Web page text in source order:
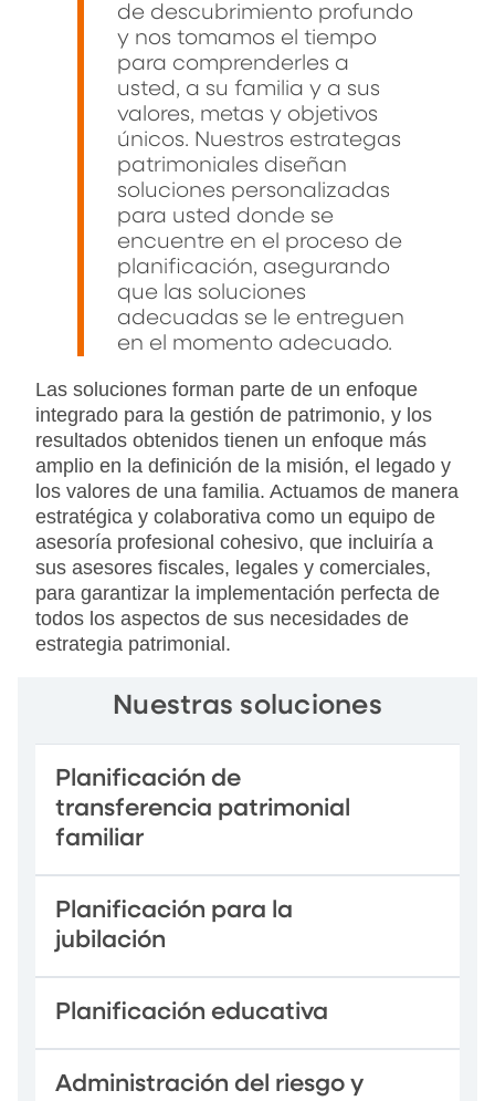
de descubrimiento profundo
y nos tomamos el tiempo
para comprenderles a
usted, a su familia y a sus
valores, metas y objetivos
únicos. Nuestros estrategas
patrimoniales diseñan
soluciones personalizadas
para usted donde se
encuentre en el proceso de
planificación, asegurando
que las soluciones
adecuadas se le entreguen
en el momento adecuado.
Las soluciones forman parte de un enfoque
integrado para la gestión de patrimonio, y los
resultados obtenidos tienen un enfoque más
amplio en la definición de la misión, el legado y
los valores de una familia. Actuamos de manera
estratégica y colaborativa como un equipo de
asesoría profesional cohesivo, que incluiría a
sus asesores fiscales, legales y comerciales,
para garantizar la implementación perfecta de
todos los aspectos de sus necesidades de
estrategia patrimonial.
Nuestras soluciones
Planificación de
transferencia patrimonial
familiar
Planificación para la
jubilación
Planificación educativa
Administración del riesgo y